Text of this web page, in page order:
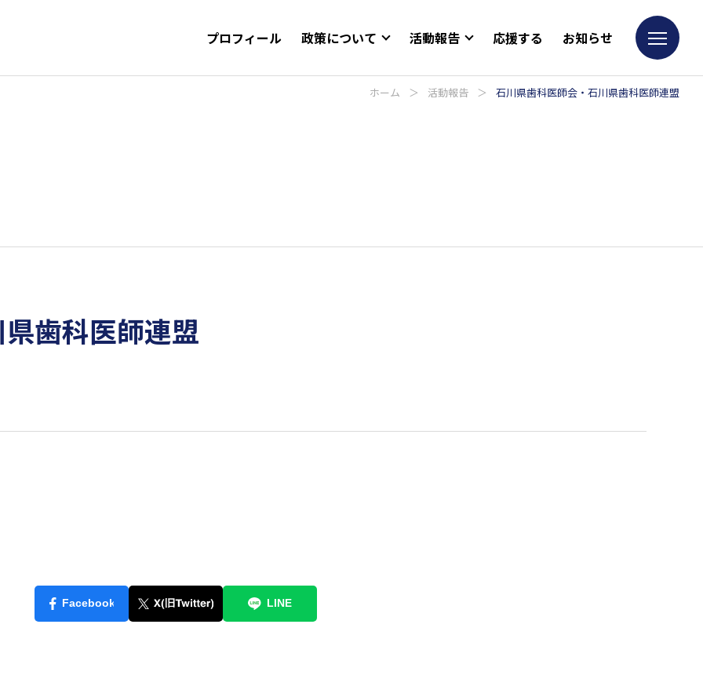
プロフィール 政策について 活動報告 応援する お知らせ
ホーム ＞ 活動報告 ＞ 石川県歯科医師会・石川県歯科医師連盟
歯科医師連盟